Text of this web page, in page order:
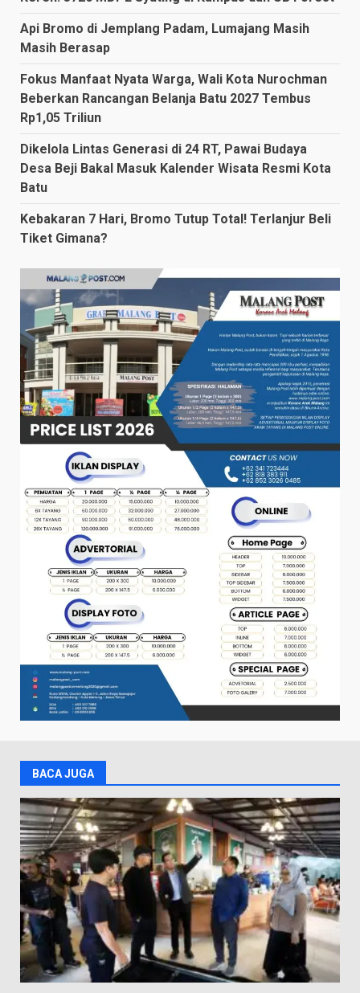
Api Bromo di Jemplang Padam, Lumajang Masih
Masih Berasap
Fokus Manfaat Nyata Warga, Wali Kota Nurochman
Beberkan Rancangan Belanja Batu 2027 Tembus
Rp1,05 Triliun
Dikelola Lintas Generasi di 24 RT, Pawai Budaya
Desa Beji Bakal Masuk Kalender Wisata Resmi Kota
Batu
Kebakaran 7 Hari, Bromo Tutup Total! Terlanjur Beli
Tiket Gimana?
BACA JUGA